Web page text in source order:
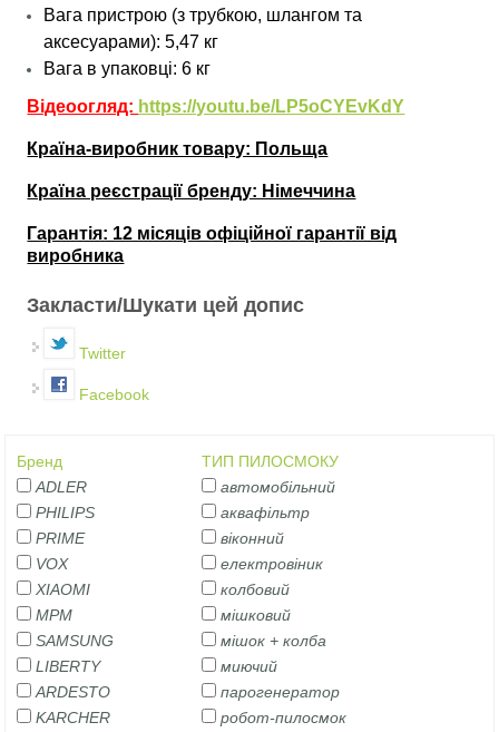
Вага пристрою (з трубкою, шлангом та
аксесуарами): 5,47 кг
Вага в упаковці: 6 кг
Відеоогляд: https://youtu.be/LP5oCYEvKdY
Країна-виробник товару: Польща
Країна реєстрації бренду: Німеччина
Гарантія: 12 місяців офіційної гарантії від
виробника
Вертикальні вкладки
Закласти/Шукати цей допис
Twitter
Facebook
Бренд
ADLER
PHILIPS
PRIME
VOX
XIAOMI
MPM
SAMSUNG
LIBERTY
ARDESTO
KARCHER
ТИП ПИЛОСМОКУ
автомобільний
аквафільтр
віконний
електровіник
колбовий
мішковий
мішок + колба
миючий
парогенератор
робот-пилосмок